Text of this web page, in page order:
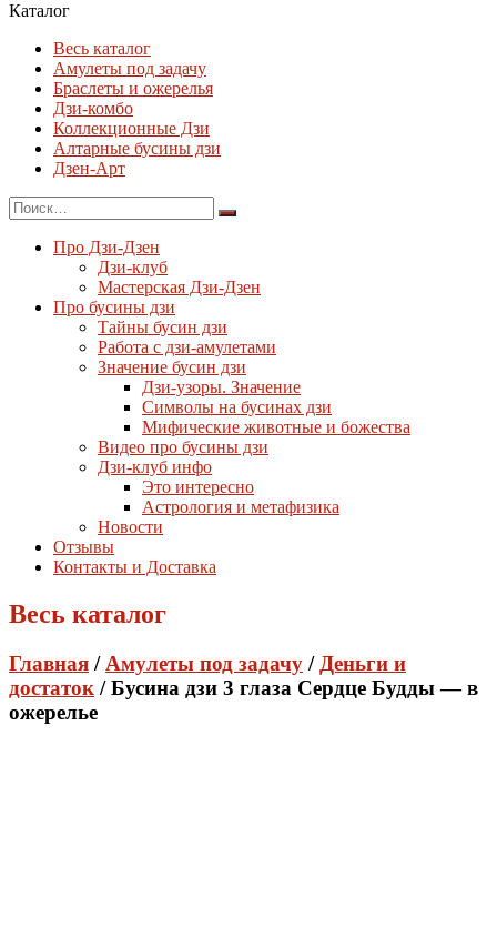
Каталог
Весь каталог
Амулеты под задачу
Браслеты и ожерелья
Дзи-комбо
Коллекционные Дзи
Алтарные бусины дзи
Дзен-Арт
Про Дзи-Дзен
Дзи-клуб
Мастерская Дзи-Дзен
Про бусины дзи
Тайны бусин дзи
Работа с дзи-амулетами
Значение бусин дзи
Дзи-узоры. Значение
Символы на бусинах дзи
Мифические животные и божества
Видео про бусины дзи
Дзи-клуб инфо
Это интересно
Астрология и метафизика
Новости
Отзывы
Контакты и Доставка
Весь каталог
Главная / Амулеты под задачу / Деньги и
достаток / Бусина дзи 3 глаза Сердце Будды — в
ожерелье